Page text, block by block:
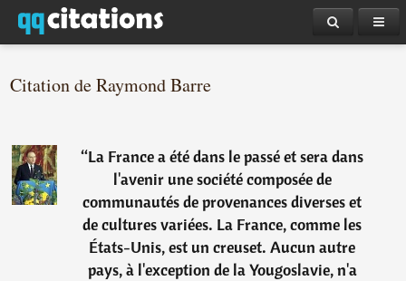
Citation de Raymond Barre
“La France a été dans le passé et sera dans
l'avenir une société composée de
communautés de provenances diverses et
de cultures variées. La France, comme les
États-Unis, est un creuset. Aucun autre
pays, à l'exception de la Yougoslavie, n'a